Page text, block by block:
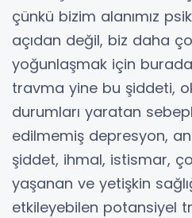
çünkü bizim alanımız
açıdan değil, biz daha
yoğunlaşmak için
travma yine bu şiddeti,
durumları yaratan
edilmemiş depresyon,
şiddet, ihmal, istismar,
yaşanan ve yetişkin
etkileyebilen potansiyel